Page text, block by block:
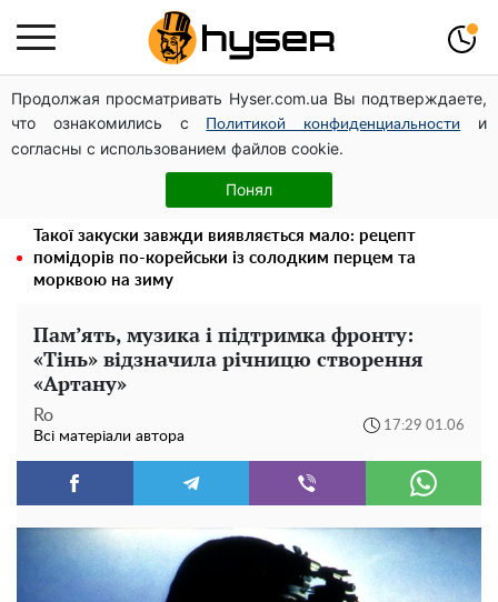
Продолжая просматривать Hyser.com.ua Вы подтверждаете,
что ознакомились с
Политикой конфиденциальности
и
согласны с использованием файлов cookie.
Понял
Посол ОБСЄ вдруге відвідав місце російського удару
по житловому будинку на Подолі
Весь секрет в одній таблетці аспірину: рецепт хрумкої
та соковитої капусти на зиму. Навіть п'яти банок вам
Такої закуски завжди виявляється мало: рецепт
помідорів по-корейськи із солодким перцем та
морквою на зиму
Пам’ять, музика і підтримка фронту:
«Тінь» відзначила річницю створення
«Артану»
Ro
Всі матеріали автора
17:29 01.06